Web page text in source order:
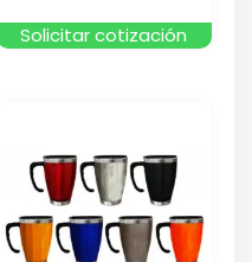
Solicitar cotización